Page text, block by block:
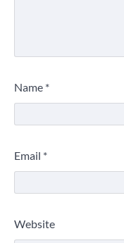
Name *
Email *
Website